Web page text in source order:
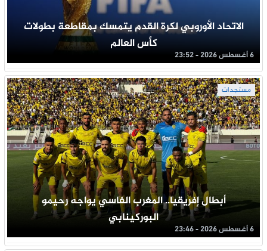
الاتحاد الأوروبي لكرة القدم يتمسك بمقاطعة بطولات
كأس العالم
6 أغسطس 2026 - 23:52
مستجدات
أبطال إفريقيا.. المغرب الفاسي يواجه رحيمو
البوركينابي
6 أغسطس 2026 - 23:46